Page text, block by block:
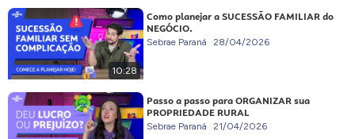
10:28
Como planejar a SUCESSÃO FAMILIAR do
NEGÓCIO.
Sebrae Paraná 28/04/2026
Passo a passo para ORGANIZAR sua
PROPRIEDADE RURAL
Sebrae Paraná 21/04/2026